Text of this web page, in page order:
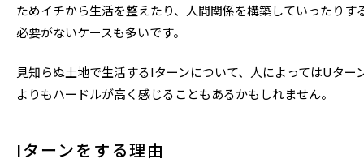
ためイチから生活を整えたり、人間関係を構築していったりす
必要がないケースも多いです。
見知らぬ土地で生活するIターンについて、人によってはUター
よりもハードルが高く感じることもあるかもしれません。
Iターンをする理由